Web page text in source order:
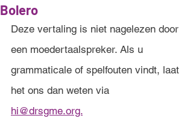
Bolero
Deze vertaling is niet nagelezen door
een moedertaalspreker. Als u
grammaticale of spelfouten vindt, laat
het ons dan weten via
hi@drsgme.org.